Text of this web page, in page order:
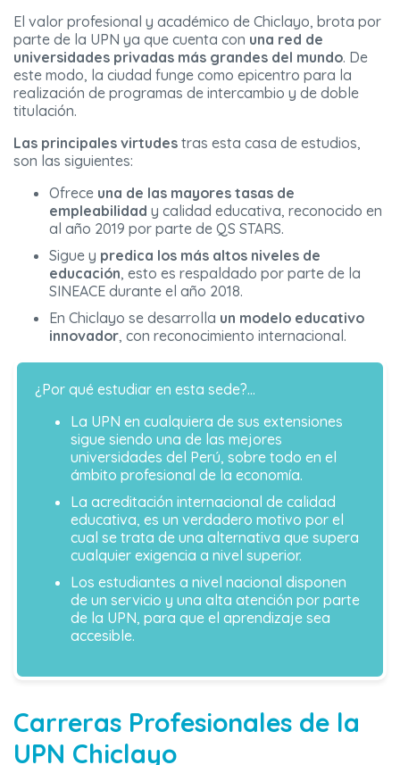
El valor profesional y académico de Chiclayo, brota por
parte de la UPN ya que cuenta con una red de
universidades privadas más grandes del mundo. De
este modo, la ciudad funge como epicentro para la
realización de programas de intercambio y de doble
titulación.
Las principales virtudes tras esta casa de estudios,
son las siguientes:
Ofrece una de las mayores tasas de
empleabilidad y calidad educativa, reconocido en
al año 2019 por parte de QS STARS.
Sigue y predica los más altos niveles de
educación, esto es respaldado por parte de la
SINEACE durante el año 2018.
En Chiclayo se desarrolla un modelo educativo
innovador, con reconocimiento internacional.
¿Por qué estudiar en esta sede?…
La UPN en cualquiera de sus extensiones
sigue siendo una de las mejores
universidades del Perú, sobre todo en el
ámbito profesional de la economía.
La acreditación internacional de calidad
educativa, es un verdadero motivo por el
cual se trata de una alternativa que supera
cualquier exigencia a nivel superior.
Los estudiantes a nivel nacional disponen
de un servicio y una alta atención por parte
de la UPN, para que el aprendizaje sea
accesible.
Carreras Profesionales de la
UPN Chiclayo